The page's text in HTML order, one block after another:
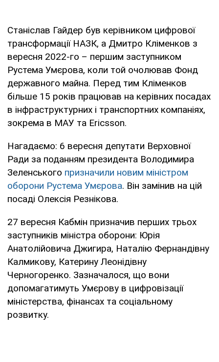
Станіслав Гайдер був керівником цифрової
трансформації НАЗК, а Дмитро Кліменков з
вересня 2022-го – першим заступником
Рустема Умєрова, коли той очолював Фонд
державного майна. Перед тим Кліменков
більше 15 років працював на керівних посадах
в інфраструктурних і транспортних компаніях,
зокрема в МАУ та Ericsson.
Нагадаємо: 6 вересня депутати Верховної
Ради за поданням президента Володимира
Зеленського призначили новим міністром
оборони Рустема Умєрова. Він замінив на цій
посаді Олексія Резнікова.
27 вересня Кабмін призначив перших трьох
заступників міністра оборони: Юрія
Анатолійовича Джигира, Наталію Фернандівну
Калмикову, Катерину Леонідівну
Черногоренко. Зазначалося, що вони
допомагатимуть Умєрову в цифровізації
міністерства, фінансах та соціальному
розвитку.